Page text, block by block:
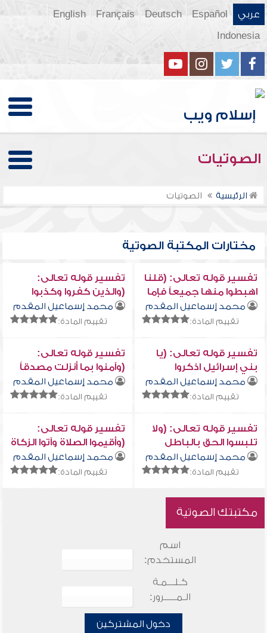
عربي Español
Deutsch
Français
English
Indonesia
الصوتيات
الرئيسية الصوتيات
مختارات المكتبة الصوتية
تفسير قوله تعالى: (قلنا
اهبطوا منها جميعاً فإما
يأتينكم مني هدى....)
محمد إسماعيل المقدم
تقييم المادة:
تفسير قوله تعالى:
(والذين كفروا وكذبوا
بآياتنا أولئك أصحاب النار
هم فيها خالدون)
محمد إسماعيل المقدم
تقييم المادة:
تفسير قوله تعالى: (يا
بني إسرائيل اذكروا
نعمتي التي أنعمت
عليكم...)
محمد إسماعيل المقدم
تقييم المادة:
تفسير قوله تعالى:
(وآمنوا بما أنزلت مصدقاً
لما معكم...)
محمد إسماعيل المقدم
تقييم المادة:
تفسير قوله تعالى: (ولا
تلبسوا الحق بالباطل
وتكتموا الحق وأنتم
تعلمون)
محمد إسماعيل المقدم
تقييم المادة:
تفسير قوله تعالى:
(وأقيموا الصلاة وآتوا الزكاة
واركعوا مع الراكعين)
محمد إسماعيل المقدم
تقييم المادة:
مكتبتك الصوتية
اسم
المستخدم:
كـلـــمـة
الـمـــــرور:
دخول المشتركين